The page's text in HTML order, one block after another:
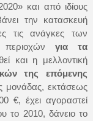
και από ιδίους
την κατασκευή
τις ανάγκες των
περιοχώνγια τα
και η μελλοντική
της επόμενης
μονάδας, εκτάσεως
€, έχει αγοραστεί
το 2010, δάνειο το